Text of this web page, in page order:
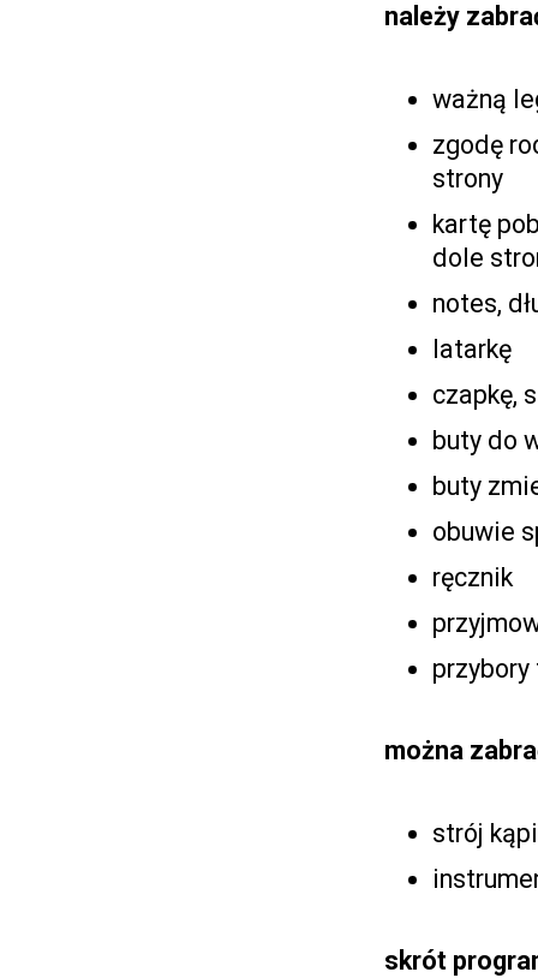
należy
ważną
zgodę
strony
kartę
dole
notes,
latarkę
czapkę,
buty do
buty
obuwie
ręcznik
można
strój
skrót